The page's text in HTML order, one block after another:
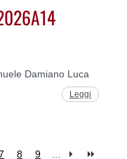
Damiano Luca
Leggi
8 9